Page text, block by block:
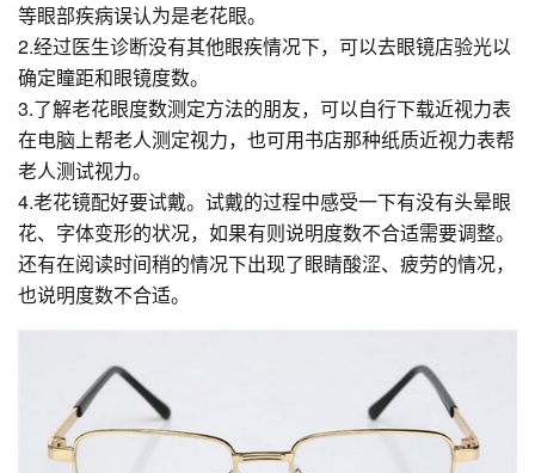
等眼部疾病误认为是老花眼。
2.经过医生诊断没有其他眼疾情况下，可以去眼镜店验光以
确定瞳距和眼镜度数。
3.了解老花眼度数测定方法的朋友，可以自行下载近视力表
在电脑上帮老人测定视力，也可用书店那种纸质近视力表帮
老人测试视力。
4.老花镜配好要试戴。试戴的过程中感受一下有没有头晕眼
花、字体变形的状况，如果有则说明度数不合适需要调整。
还有在阅读时间稍的情况下出现了眼睛酸涩、疲劳的情况，
也说明度数不合适。